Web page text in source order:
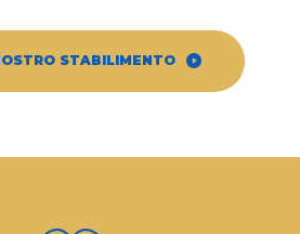
STABILIMENTO